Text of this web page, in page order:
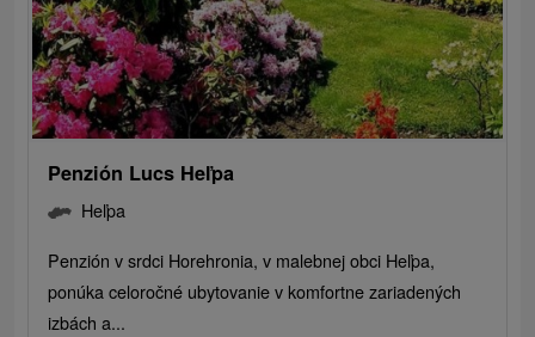
Penzión Lucs Heľpa
Heľpa
Penzión v srdci Horehronia, v malebnej obci Heľpa,
ponúka celoročné ubytovanie v komfortne zariadených
izbách a...